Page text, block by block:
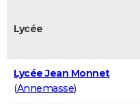
Lycée
Lycée Jean Monnet
(Annemasse)